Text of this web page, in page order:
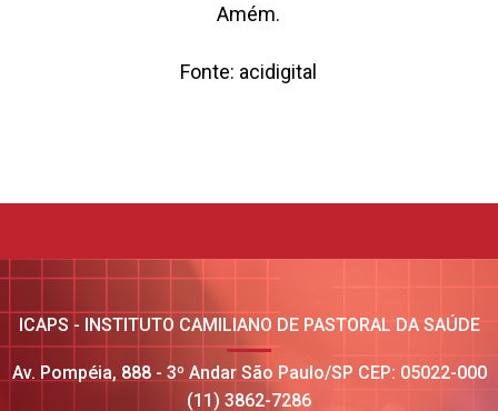
Amém.
Fonte: acidigital
ICAPS - INSTITUTO CAMILIANO DE PASTORAL DA SAÚDE
Av. Pompéia, 888 - 3º Andar São Paulo/SP CEP: 05022-000
(11) 3862-7286